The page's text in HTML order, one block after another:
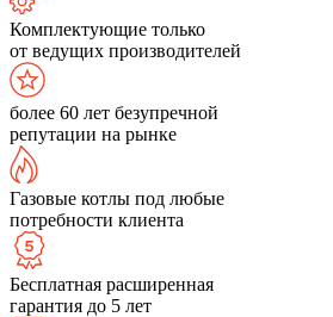
Комплектующие только
от ведущих производителей
более 60 лет безупречной
репутации на рынке
Газовые котлы под любые
потребности клиента
Бесплатная расширенная
гарантия до 5 лет